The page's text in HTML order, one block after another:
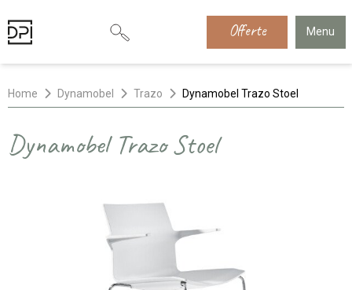
Offerte Menu
Home Dynamobel Trazo Dynamobel Trazo Stoel
Dynamobel Trazo Stoel